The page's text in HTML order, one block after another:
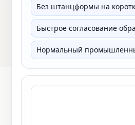
Без штанцформы на
Быстрое согласование
Нормальный